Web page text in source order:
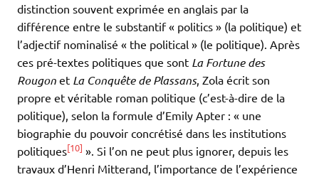
distinction souvent exprimée en anglais par la
différence entre le substantif « politics » (la politique) et
l’adjectif nominalisé « the political » (le politique). Après
ces pr­é-textes politiques que sont La Fortune des
Rougon et La Conquête de Plassans, Zola écrit son
propre et véritable roman politique (c’est-à-dire de la
politique), selon la formule d’Emily Apter : « une
biographie du pouvoir concrétisé dans les institutions
politiques[10] ». Si l’on ne peut plus ignorer, depuis les
travaux d’Henri Mitterand, l’importance de l’expérience